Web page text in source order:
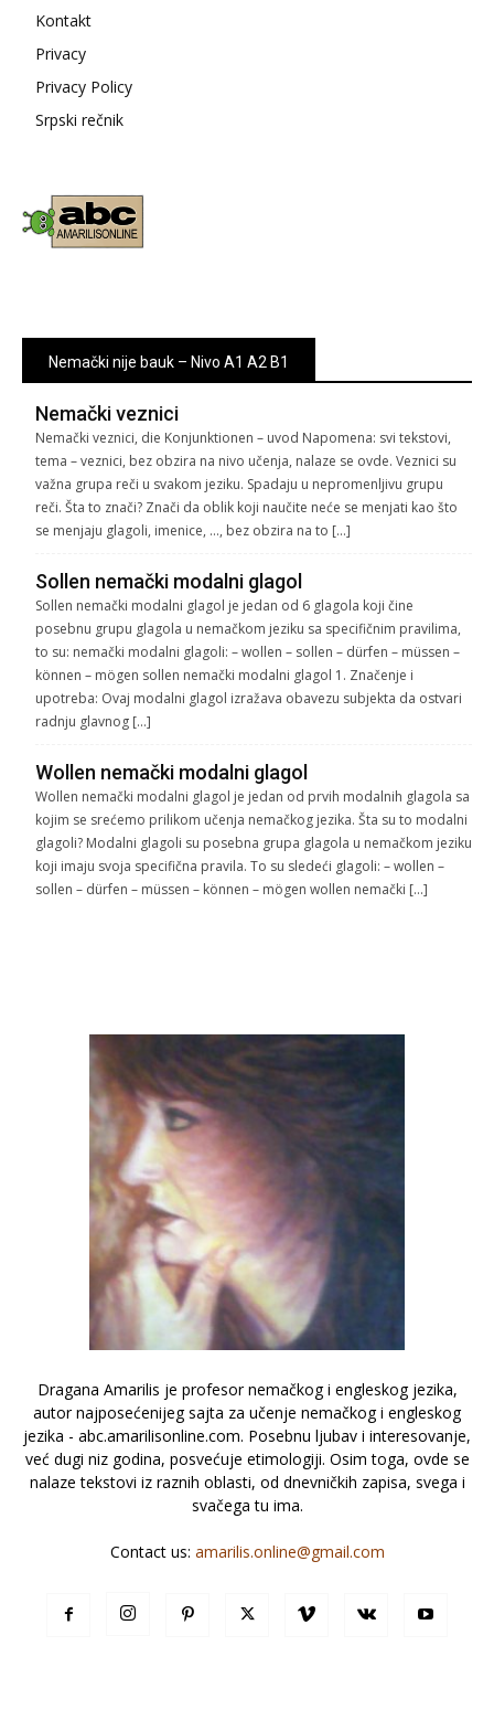
Kontakt
Privacy
Privacy Policy
Srpski rečnik
Nemački nije bauk – Nivo A1 A2 B1
Nemački veznici
Nemački veznici, die Konjunktionen – uvod Napomena: svi tekstovi,
tema – veznici, bez obzira na nivo učenja, nalaze se ovde. Veznici su
važna grupa reči u svakom jeziku. Spadaju u nepromenljivu grupu
reči. Šta to znači? Znači da oblik koji naučite neće se menjati kao što
se menjaju glagoli, imenice, …, bez obzira na to […]
Sollen nemački modalni glagol
Sollen nemački modalni glagol je jedan od 6 glagola koji čine
posebnu grupu glagola u nemačkom jeziku sa specifičnim pravilima,
to su: nemački modalni glagoli: – wollen – sollen – dürfen – müssen –
können – mögen sollen nemački modalni glagol 1. Značenje i
upotreba: Ovaj modalni glagol izražava obavezu subjekta da ostvari
radnju glavnog […]
Wollen nemački modalni glagol
Wollen nemački modalni glagol je jedan od prvih modalnih glagola sa
kojim se srećemo prilikom učenja nemačkog jezika. Šta su to modalni
glagoli? Modalni glagoli su posebna grupa glagola u nemačkom jeziku
koji imaju svoja specifična pravila. To su sledeći glagoli: – wollen –
sollen – dürfen – müssen – können – mögen wollen nemački […]
Dragana Amarilis je profesor nemačkog i engleskog jezika,
autor najposećenijeg sajta za učenje nemačkog i engleskog
jezika - abc.amarilisonline.com. Posebnu ljubav i interesovanje,
već dugi niz godina, posvećuje etimologiji. Osim toga, ovde se
nalaze tekstovi iz raznih oblasti, od dnevničkih zapisa, svega i
svačega tu ima.
Contact us: amarilis.online@gmail.com